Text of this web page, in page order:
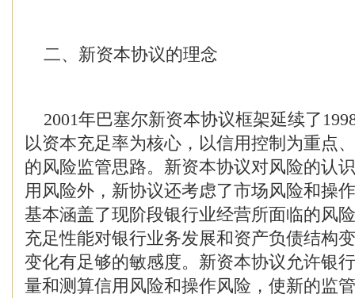
二、新资本协议的理念
2001年巴塞尔新资本协议框架延续了
以资本充足率为核心，以信用控制为重点
的风险监管思路。新资本协议对风险的认
用风险外，新协议还考虑了市场风险和操
基本涵盖了现阶段银行业经营所面临的风
充足性能对银行业务发展和资产负债结构
变化有足够的敏感度。新资本协议允许银
量和测算信用风险和操作风险，使新的监